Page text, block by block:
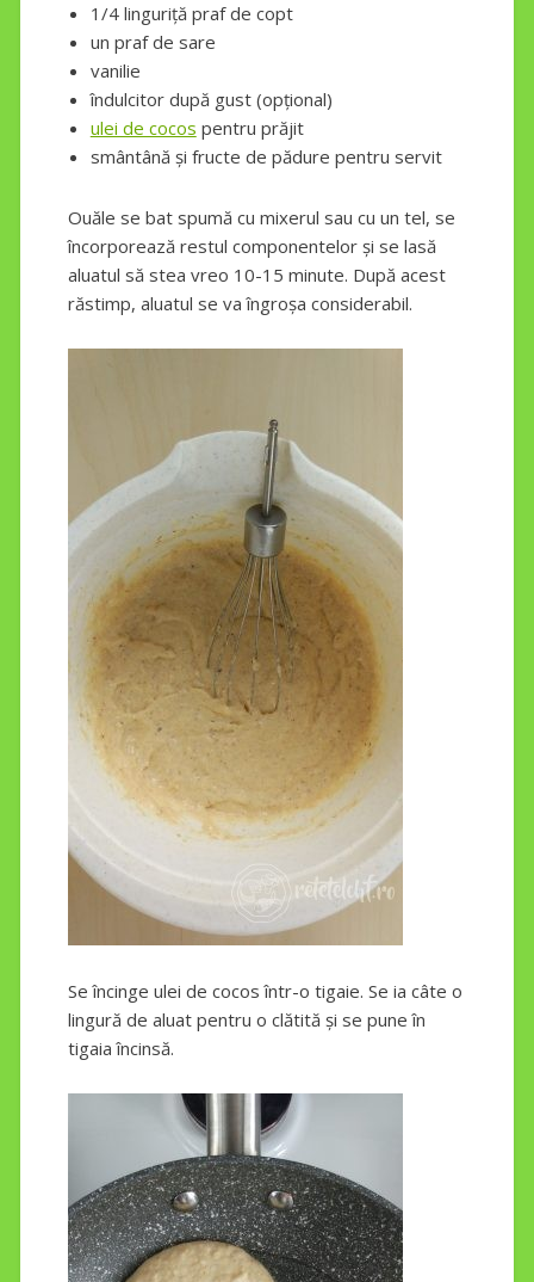
1/4 linguriță praf de copt
un praf de sare
vanilie
îndulcitor după gust (opțional)
ulei de cocos pentru prăjit
smântână și fructe de pădure pentru servit
Ouăle se bat spumă cu mixerul sau cu un tel, se
încorporează restul componentelor și se lasă
aluatul să stea vreo 10-15 minute. După acest
răstimp, aluatul se va îngroșa considerabil.
Se încinge ulei de cocos într-o tigaie. Se ia câte o
lingură de aluat pentru o clătită și se pune în
tigaia încinsă.